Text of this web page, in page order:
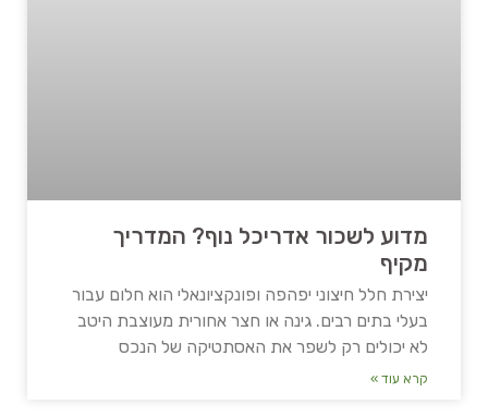
מדוע לשכור אדריכל נוף? המדריך
מקיף
יצירת חלל חיצוני יפהפה ופונקציונאלי הוא חלום עבור
בעלי בתים רבים. גינה או חצר אחורית מעוצבת היטב
לא יכולים רק לשפר את האסתטיקה של הנכס
קרא עוד »